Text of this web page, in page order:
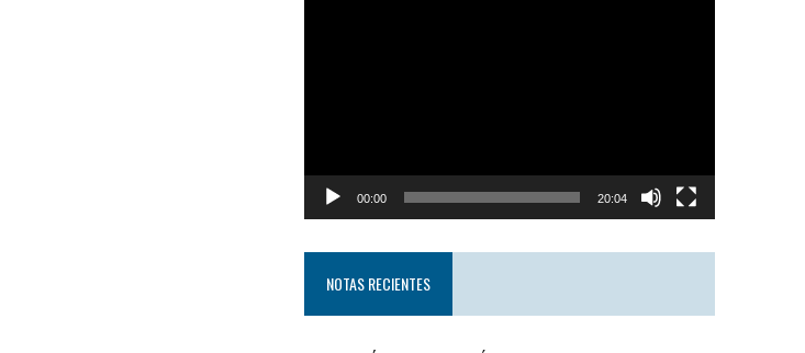
00:00 20:04
NOTAS RECIENTES